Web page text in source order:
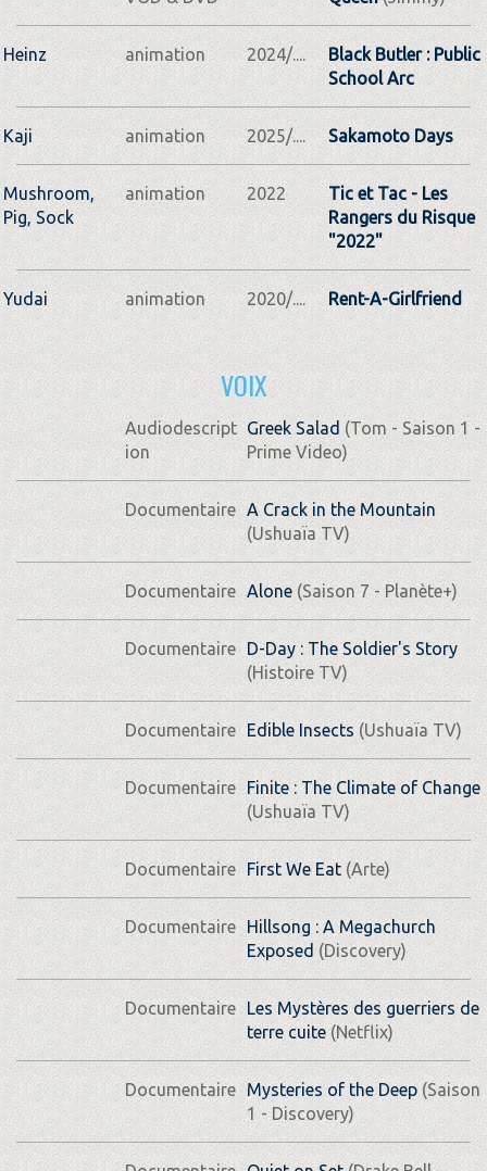
Heinz animation 2024/....
Black Butler : Public
School Arc
Kaji animation 2025/.... Sakamoto Days
Mushroom,
Pig, Sock
animation 2022
Tic et Tac - Les
Rangers du Risque
"2022"
Yudai animation 2020/.... Rent-A-Girlfriend
VOIX
Audiodescript
ion
Greek Salad (Tom - Saison 1 -
Prime Video)
Documentaire A Crack in the Mountain
(Ushuaïa TV)
Documentaire Alone(Saison 7 - Planète+)
Documentaire D-Day : The Soldier's Story
(Histoire TV)
Documentaire Edible Insects (Ushuaïa TV)
Documentaire
Finite : The Climate of Change
(Ushuaïa TV)
Documentaire First We Eat(Arte)
Documentaire
Hillsong : A Megachurch
Exposed (Discovery)
Documentaire
Les Mystères des guerriers de
terre cuite (Netflix)
Documentaire Mysteries of the Deep(Saison
1 - Discovery)